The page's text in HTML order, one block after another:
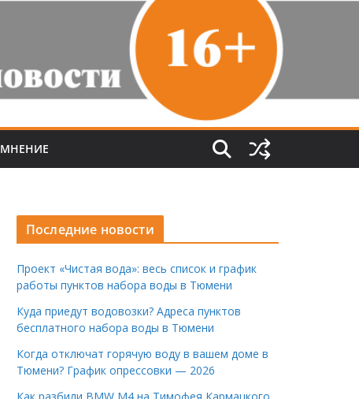
МНЕНИЕ
Последние новости
Проект «Чистая вода»: весь список и график
работы пунктов набора воды в Тюмени
Куда приедут водовозки? Адреса пунктов
бесплатного набора воды в Тюмени
Когда отключат горячую воду в вашем доме в
Тюмени? График опрессовки — 2026